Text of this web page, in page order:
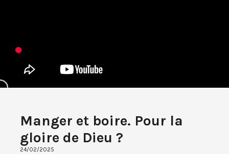
Manger et boire. Pour la
gloire de Dieu ?
24/02/2025